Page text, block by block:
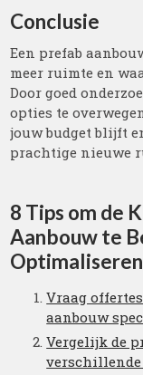
Conclusie
Een prefab
meer ruimte en
Door goed
opties te
jouw budget blijft
prachtige nieuwe
8 Tips om de
Aanbouw te
Optimaliseren
Vraag
aanbouw
Vergelijk de
verschillende